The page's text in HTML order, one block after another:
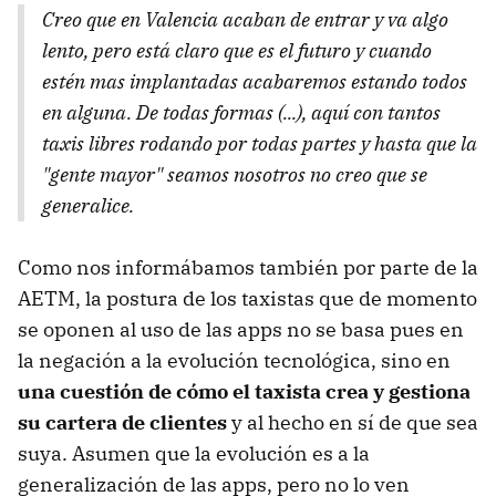
Creo que en Valencia acaban de entrar y va algo
lento, pero está claro que es el futuro y cuando
estén mas implantadas acabaremos estando todos
en alguna. De todas formas (...), aquí con tantos
taxis libres rodando por todas partes y hasta que la
"gente mayor" seamos nosotros no creo que se
generalice.
Como nos informábamos también por parte de la
AETM, la postura de los taxistas que de momento
se oponen al uso de las apps no se basa pues en
la negación a la evolución tecnológica, sino en
una cuestión de cómo el taxista crea y gestiona
su cartera de clientesy al hecho en sí de que sea
suya. Asumen que la evolución es a la
generalización de las apps, pero no lo ven